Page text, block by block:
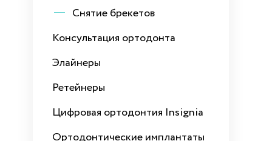
Снятие брекетов
Консультация ортодонта
Элайнеры
Ретейнеры
Цифровая ортодонтия Insignia
Ортодонтические имплантаты